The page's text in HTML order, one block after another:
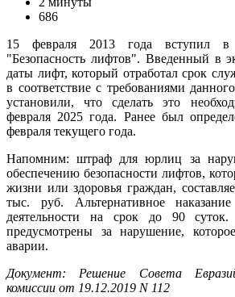
686
15 февраля 2013 года вступил в
"Безопасность лифтов". Введенный в
даты лифт, который отработал срок
в соответствие с требованиями
установили, что сделать это
февраля 2025 года. Ранее был
февраля текущего года.
Напомним: штраф для юрлиц за
обеспечению безопасности лифтов,
жизни или здоровья граждан,
тыс. руб. Альтернативное
деятельности на срок до 90
предусмотрены за нарушение,
аварии.
Документ: Решение Совета
комиссии от 19.12.2019 N 112